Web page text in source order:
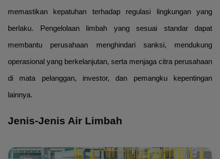
memastikan kepatuhan terhadap regulasi lingkungan yang
berlaku. Pengelolaan limbah yang sesuai standar dapat
membantu perusahaan menghindari sanksi, mendukung
operasional yang berkelanjutan, serta menjaga citra perusahaan
di mata pelanggan, investor, dan pemangku kepentingan
lainnya.
Jenis-Jenis Air Limbah